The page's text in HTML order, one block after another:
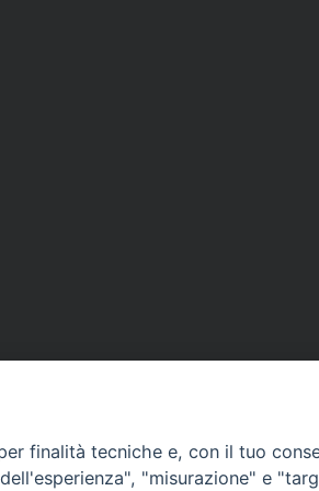
finalità tecniche e, con il tuo
"misurazione" e